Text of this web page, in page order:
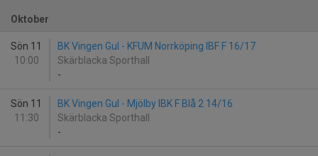
Oktober
Sön 11
10:00
BK Vingen Gul - KFUM Norrköping IBF F 16/17
Skärblacka Sporthall
-
Sön 11
11:30
BK Vingen Gul - Mjölby IBK F Blå 2 14/16
Skärblacka Sporthall
-